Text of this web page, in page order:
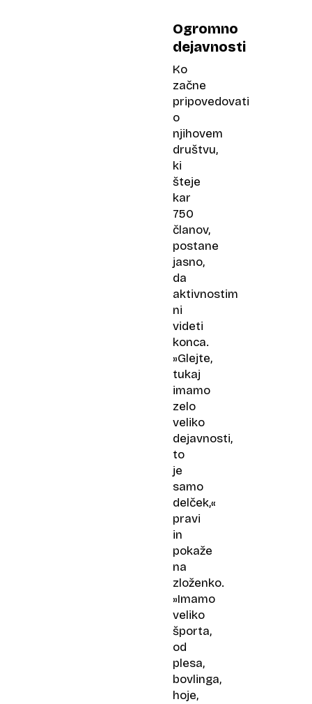
Ogromno
dejavnosti
Ko
začne
pripovedovati
o
njihovem
društvu,
ki
šteje
kar
750
članov,
postane
jasno,
da
aktivnostim
ni
videti
konca.
»Glejte,
tukaj
imamo
zelo
veliko
dejavnosti,
to
je
samo
delček,«
pravi
in
pokaže
na
zloženko.
»Imamo
veliko
športa,
od
plesa,
bovlinga,
hoje,